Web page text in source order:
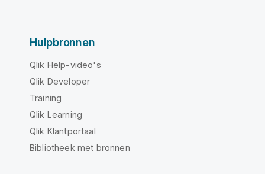
Hulpbronnen
Qlik Help-video's
Qlik Developer
Training
Qlik Learning
Qlik Klantportaal
Bibliotheek met bronnen